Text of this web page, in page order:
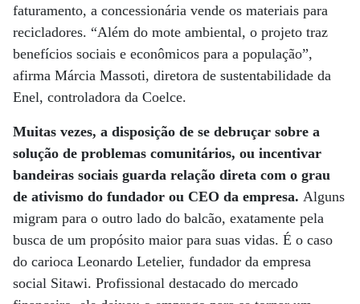
faturamento, a concessionária vende os materiais para
recicladores. “Além do mote ambiental, o projeto traz
benefícios sociais e econômicos para a população”,
afirma Márcia Massoti, diretora de sustentabilidade da
Enel, controladora da Coelce.
Muitas vezes, a disposição de se debruçar sobre a
solução de problemas comunitários, ou incentivar
bandeiras sociais guarda relação direta com o grau
de ativismo do fundador ou CEO da empresa. Alguns
migram para o outro lado do balcão, exatamente pela
busca de um propósito maior para suas vidas. É o caso
do carioca Leonardo Letelier, fundador da empresa
social Sitawi. Profissional destacado do mercado